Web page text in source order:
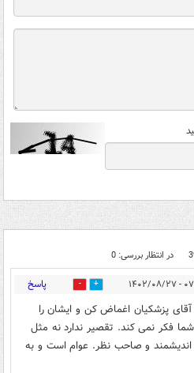
در انتظار بررسی: 0
۰۸/۲۷ 4 پاسخ
پزشکیان اغماض کن و ایشان را
فکر نمی کند. تقصیر ندارد نه مثل
و صاحب نظر. عوام است و به